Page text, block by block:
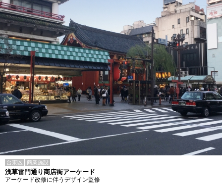
台東区 商業施設
浅草雷門通り商店街アーケード
アーケード改修に伴うデザイン監修